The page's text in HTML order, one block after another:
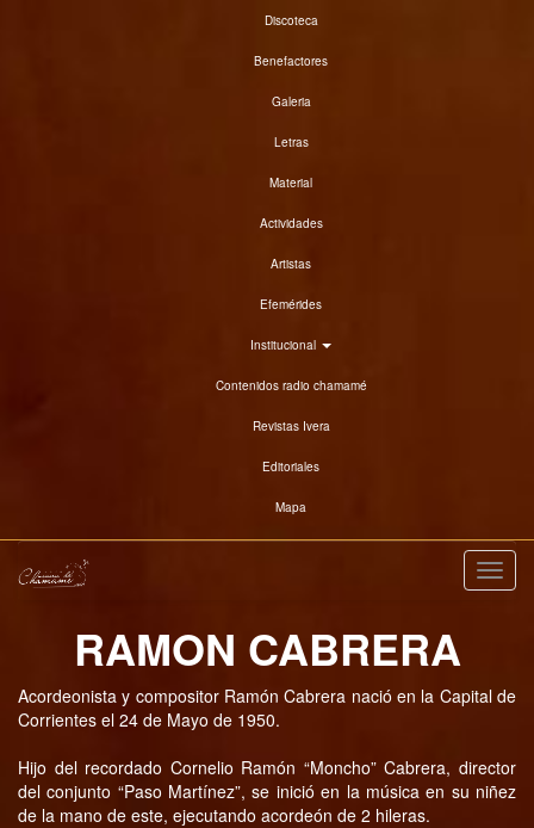
Discoteca
Benefactores
Galeria
Letras
Material
Actividades
Artistas
Efemérides
Institucional
Contenidos radio chamamé
Revistas Ivera
Editoriales
Mapa
RAMON CABRERA
Acordeonista y compositor Ramón Cabrera nació en la Capital de
Corrientes el 24 de Mayo de 1950.
Hijo del recordado Cornelio Ramón “Moncho” Cabrera, director
del conjunto “Paso Martínez”, se inició en la música en su niñez
de la mano de este, ejecutando acordeón de 2 hileras.